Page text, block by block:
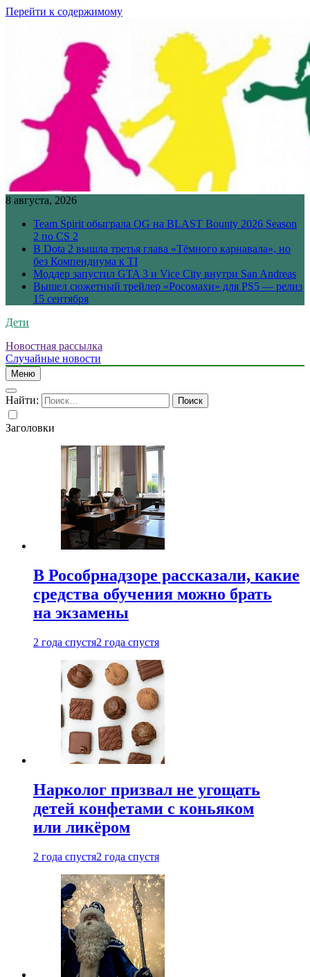
Перейти к содержимому
8 августа, 2026
Team Spirit обыграла OG на BLAST Bounty 2026 Season
2 по CS 2
В Dota 2 вышла третья глава «Тёмного карнавала», но
без Компендиума к TI
Моддер запустил GTA 3 и Vice City внутри San Andreas
Вышел сюжетный трейлер «Росомахи» для PS5 — релиз
15 сентября
Дети
Новостная рассылка
Случайные новости
Меню
Найти:
Заголовки
В Рособрнадзоре рассказали, какие
средства обучения можно брать
на экзамены
2 года спустя2 года спустя
Нарколог призвал не угощать
детей конфетами с коньяком
или ликёром
2 года спустя2 года спустя